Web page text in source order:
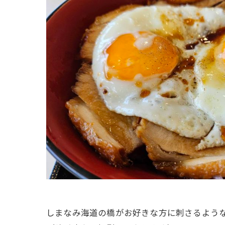
しまなみ海道の橋がお好きな方に刺さるよう